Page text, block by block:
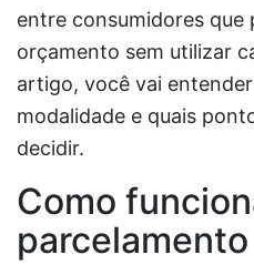
entre consumidores que
orçamento sem utilizar
artigo, você vai
modalidade e quais
decidir.
Como